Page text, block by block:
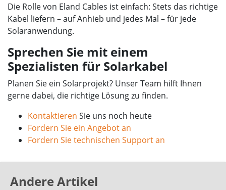
Die Rolle von Eland Cables ist einfach: Stets das richtige
Kabel liefern – auf Anhieb und jedes Mal – für jede
Solaranwendung.
Sprechen Sie mit einem
Spezialisten für Solarkabel
Planen Sie ein Solarprojekt? Unser Team hilft Ihnen
gerne dabei, die richtige Lösung zu finden.
Kontaktieren Sie uns noch heute
Fordern Sie ein Angebot an
Fordern Sie technischen Support an
Andere Artikel